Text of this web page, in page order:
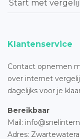
Start met
Klantenservice
Contact opnemen
over internet
dagelijks voor je
Bereikbaar
Mail:
Adres: